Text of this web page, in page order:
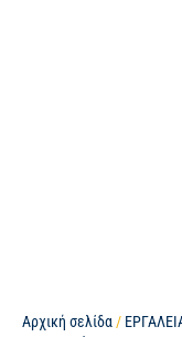
Αρχική σελίδα /